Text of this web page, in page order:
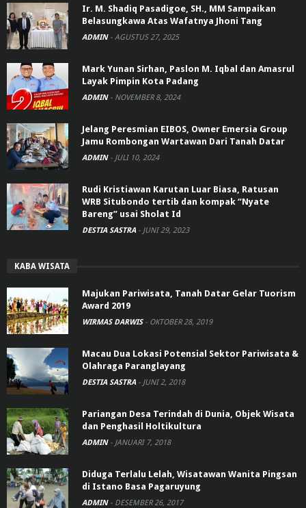
Ir. M. Shadiq Pasadigoe, SH., MM Sampaikan
Belasungkawa Atas Wafatnya Jhoni Tang
ADMIN - AGUSTUS 27, 2025
Mark Yunan Sirhan, Paslon M. Iqbal dan Amasrul
Layak Pimpin Kota Padang
ADMIN - NOVEMBER 8, 2024
Jelang Peresmian EIBOS, Owner Emersia Group
Jamu Rombongan Wartawan Dari Tanah Datar
ADMIN - JULI 10, 2024
Rudi Kristiawan Karutan Luar Biasa, Ratusan
WRB Situbondo tertib dan kompak “Nyate
Bareng” usai Sholat Id
DESTIA SASTRA - JUNI 29, 2023
KABA WISATA
Majukan Pariwisata, Tanah Datar Gelar Tuorism
Award 2019
WIRMAS DARWIS - OKTOBER 28, 2019
Macau Dua Lokasi Potensial Sektor Pariwisata &
Olahraga Paranglayang
DESTIA SASTRA - JUNI 2, 2018
Pariangan Desa Terindah di Dunia, Objek Wisata
dan Penghasil Holtikultura
ADMIN - JANUARI 7, 2018
Diduga Terlalu Lelah, Wisatawan Wanita Pingsan
di Istano Basa Pagaruyung
ADMIN - DESEMBER 26, 2017